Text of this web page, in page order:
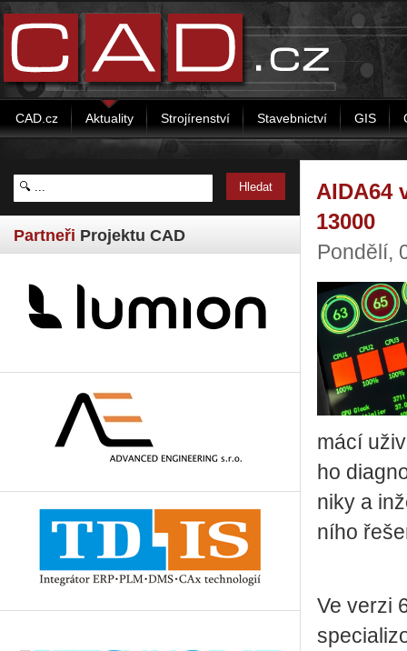
CAD.cz Aktuality Strojírenství Stavebnictví GIS
Partneři Projektu CAD
AIDA64
13000
Pondělí,
má­cí
ho
ni­ky a
ní­ho
Ve verzi